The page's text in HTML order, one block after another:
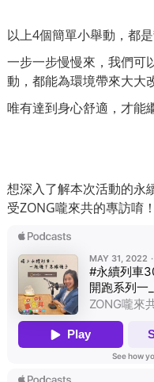
以上4個簡單小舉動，都
一步一步慢慢來，我們可
動，都能為環境帶來大大
唯有達到身心舒適，才能
想深入了解本次活動的永
受ZONG嚨來共的專訪唷！